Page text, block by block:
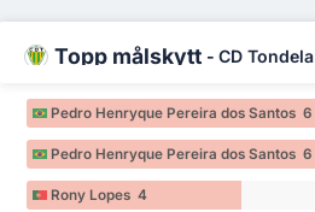
Topp målskytt - CD Tondela
Pedro Henryque Pereira dos Santos 6
Pedro Henryque Pereira dos Santos 6
Rony Lopes 4